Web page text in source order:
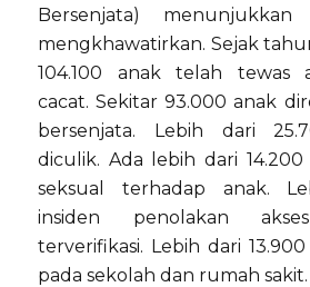
Bersenjata)
mengkhawatirkan. Sejak
104.100 anak telah tewas
cacat. Sekitar 93.000 anak
bersenjata. Lebih dari
diculik. Ada lebih dari 14.200
seksual terhadap anak.
insiden penolakan
terverifikasi. Lebih dari
pada sekolah dan rumah sakit.